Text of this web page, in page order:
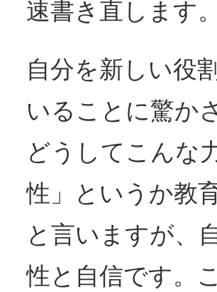
速書き直します
自分を新しい役
いることに驚か
どうしてこんな
性」というか教
と言いますが、
性と自信です。